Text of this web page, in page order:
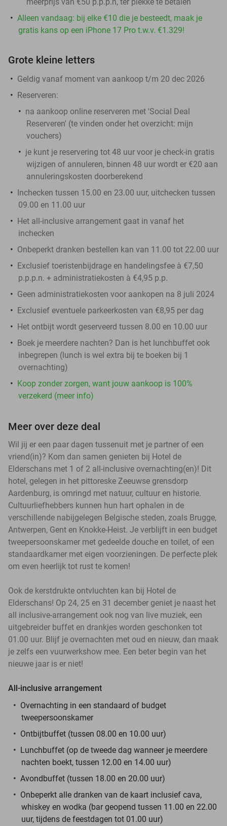
Alleen vandaag: bij elke €10 die je besteedt, maak je
gratis kans op een iPhone 17 Pro t.w.v. €1.329!
Grote kleine letters
Geldig vanaf moment van aankoop t/m 20 dec 2026
Reserveren:
na aankoop online reserveren met 'Social Deal
Reserveren' (te vinden onder het overzicht: mijn
vouchers)
je kunt je reservering tot 48 uur voor je check-in gratis
wijzigen of annuleren, binnen 48 uur wordt er €20 aan
annuleringskosten doorberekend
Inchecken tussen 15.00 en 23.00 uur, uitchecken tussen
09.00 en 11.00 uur
Het all-inclusive arrangement gaat in vanaf het
inchecken
Onbeperkt dranken bestellen kan van 11.00 tot 22.00 uur
Exclusief toeristenbijdrage en handelingsfee à €7,50
p.p.p.n. + administratiekosten à €4,95 p.p.
Geen administratiekosten voor aankopen na 8 juli 2024
Exclusief eventuele parkeerkosten van €8,95 per dag
Het ontbijt wordt geserveerd tussen 8.00 en 10.00 uur
Boek je meerdere nachten? Dan is het lunchbuffet ook
inbegrepen (lunch is wel extra bij te boeken bij 1
overnachting)
Koop zonder zorgen, want jouw aankoop is 100%
verzekerd (meer info)
Meer over deze deal
Wil jij er een paar dagen tussenuit met je partner of een
vriend(in)? Kom dan samen genieten bij Hotel de
Elderschans met 1 of 2 all-inclusive overnachting(en)! Dit
hotel, gelegen in het pittoreske Zeeuwse grensdorp
Aardenburg, is omringd met natuur, cultuur en historie.
Cultuurliefhebbers kunnen hun hart ophalen in de
verschillende nabijgelegen Belgische steden, zoals Brugge,
Antwerpen, Gent en Knokke-Heist. Je verblijft in een budget
tweepersoonskamer met gedeelde douche en toilet, of een
standaardkamer met eigen voorzieningen. De perfecte plek
om even heerlijk tot rust te komen!
Ook de kerstdrukte ontvluchten kan bij Hotel de
Elderschans! Op 24, 25 en 31 december geniet je naast het
all inclusive-arrangement ook nog van live muziek, een
uitgebreider buffet en drankjes worden geschonken tot
01.00 uur. Blijf je overnachten met oud en nieuw, dan maak
je zelfs een vuurwerkshow mee. Een beter begin van het
nieuwe jaar is er niet!
All-inclusive arrangement
Overnachting in een standaard of budget
tweepersoonskamer
Ontbijtbuffet (tussen 08.00 en 10.00 uur)
Lunchbuffet (op de tweede dag wanneer je meerdere
nachten boekt, tussen 12.00 en 14.00 uur)
Avondbuffet (tussen 18.00 en 20.00 uur)
Onbeperkt alle dranken van de kaart inclusief cava,
whiskey en wodka (bar geopend tussen 11.00 en 22.00
uur, tijdens de feestdagen tot 01.00 uur)